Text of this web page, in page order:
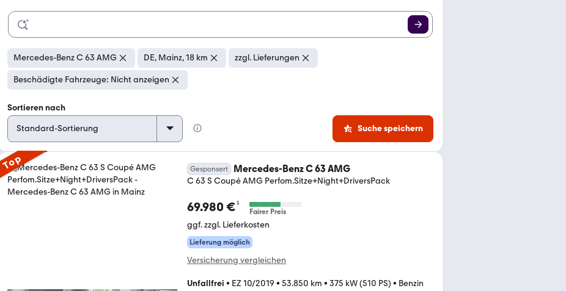
Mercedes-Benz C 63 AMG DE, Mainz, 18 km zzgl. Lieferungen
Beschädigte Fahrzeuge: Nicht anzeigen
Sortieren nach
Suche speichern
Top Gesponsert Mercedes-Benz C 63 AMG
C 63 S Coupé AMG Perfom.Sitze+Night+DriversPack
69.980 €¹
Fairer Preis
ggf. zzgl. Lieferkosten
Lieferung möglich
Versicherung vergleichen
Unfallfrei • EZ 10/2019 • 53.850 km • 375 kW (510 PS) • Benzin